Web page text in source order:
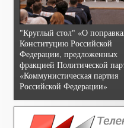
"Круглый стол" «О
Конституцию Российской
Федерации, предложенных
фракцией Политической
«Коммунистическая партия
Российской Федерации»